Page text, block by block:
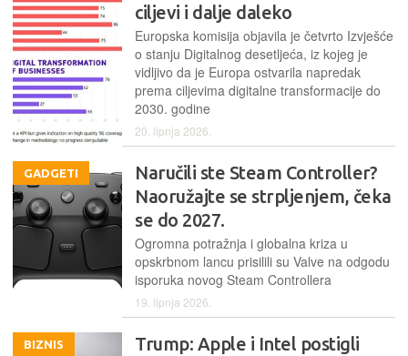
ciljevi i dalje daleko
Europska komisija objavila je četvrto Izvješće
o stanju Digitalnog desetljeća, iz kojeg je
vidljivo da je Europa ostvarila napredak
prema ciljevima digitalne transformacije do
2030. godine
20. lipnja 2026.
GADGETI
Naručili ste Steam Controller?
Naoružajte se strpljenjem, čeka
se do 2027.
Ogromna potražnja i globalna kriza u
opskrbnom lancu prisilili su Valve na odgodu
isporuka novog Steam Controllera
19. lipnja 2026.
BIZNIS
Trump: Apple i Intel postigli